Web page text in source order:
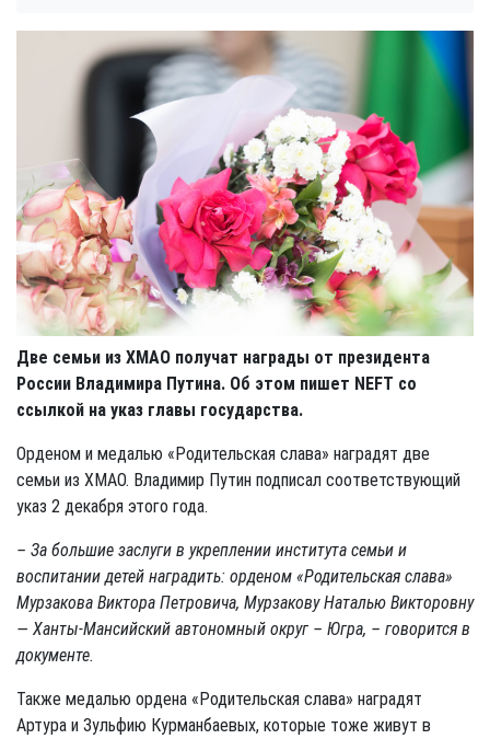
Две семьи из ХМАО получат награды от президента
России Владимира Путина. Об этом пишет NEFT со
ссылкой на указ главы государства.
Орденом и медалью «Родительская слава» наградят две
семьи из ХМАО. Владимир Путин подписал соответствующий
указ 2 декабря этого года.
– За большие заслуги в укреплении института семьи и
воспитании детей наградить: орденом «Родительская слава»
Мурзакова Виктора Петровича, Мурзакову Наталью Викторовну
— Ханты-Мансийский автономный округ – Югра, – говорится в
документе.
Также медалью ордена «Родительская слава» наградят
Артура и Зульфию Курманбаевых, которые тоже живут в